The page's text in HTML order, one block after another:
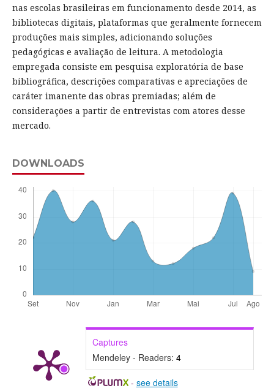
nas escolas brasileiras em funcionamento desde 2014, as
bibliotecas digitais, plataformas que geralmente fornecem
produções mais simples, adicionando soluções
pedagógicas e avaliação de leitura. A metodologia
empregada consiste em pesquisa exploratória de base
bibliográfica, descrições comparativas e apreciações de
caráter imanente das obras premiadas; além de
considerações a partir de entrevistas com atores desse
mercado.
DOWNLOADS
Captures
Mendeley - Readers: 4
- see details